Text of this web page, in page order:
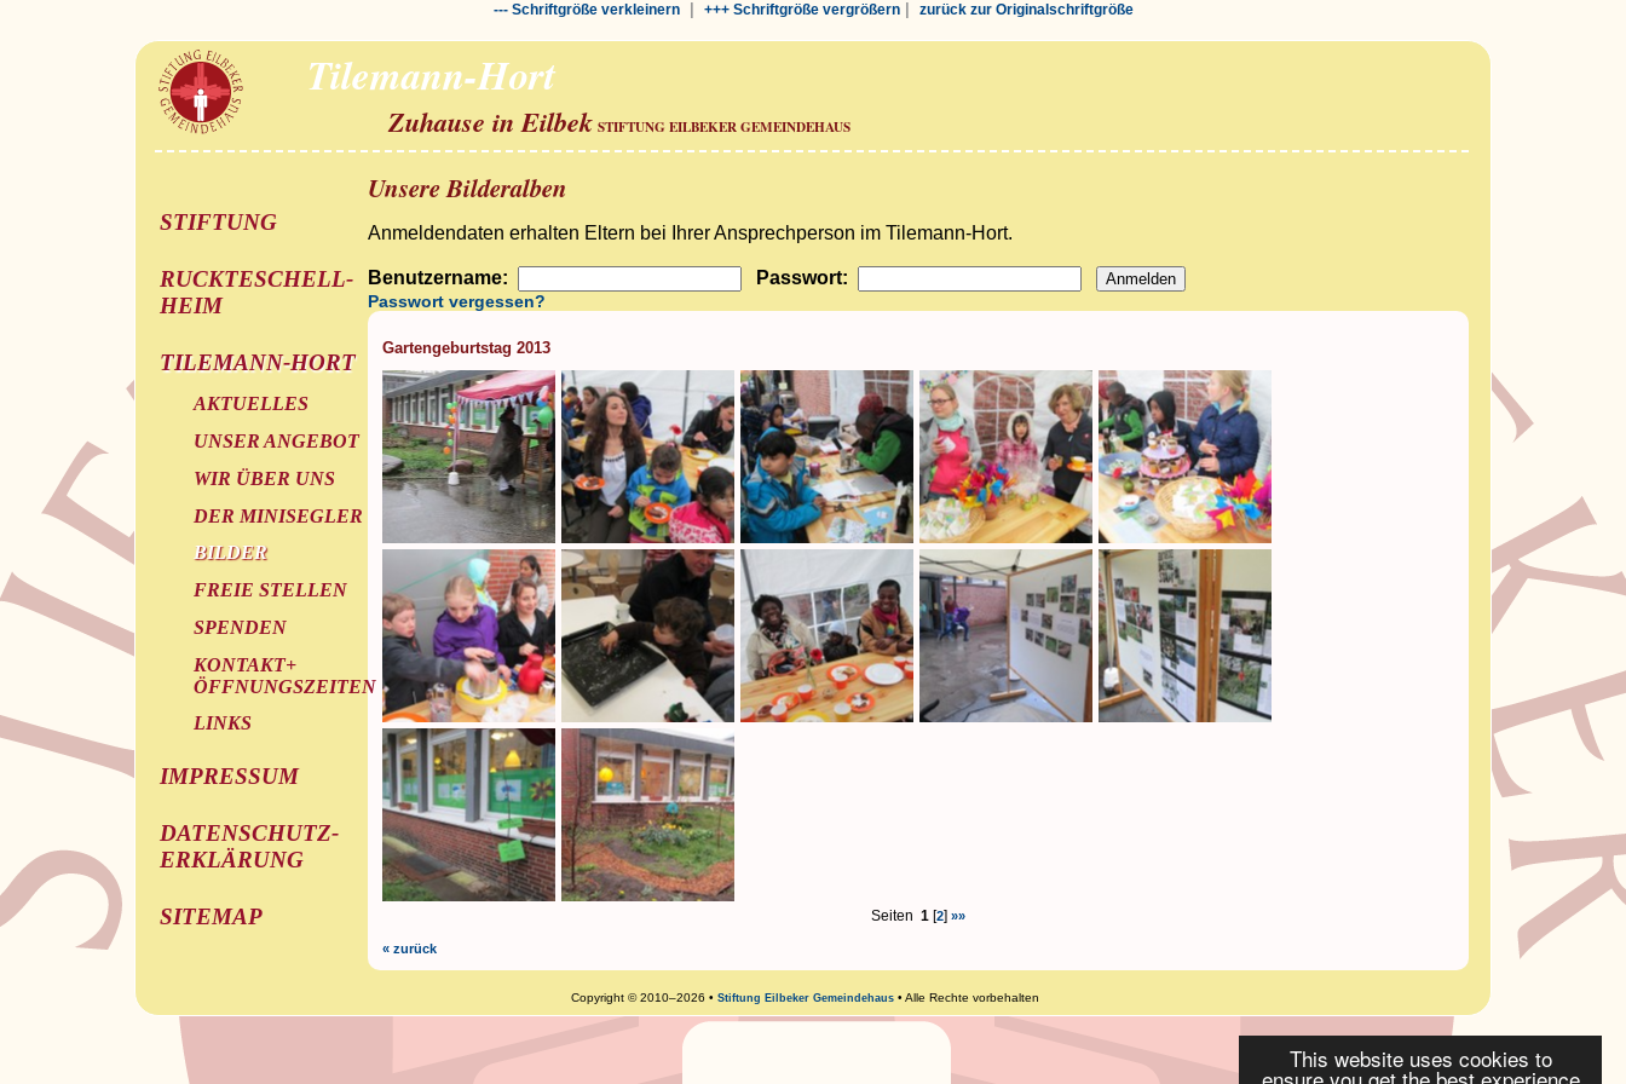
This website uses cookies to
--- Schriftgröße verkleinern| +++ Schriftgröße vergrößern| zurück zur Originalschriftgröße
Tilemann-Hort
Zuhause in Eilbek STIFTUNG EILBEKER GEMEINDEHAUS
STIFTUNG
RUCKTESCHELL-
HEIM
TILEMANN-HORT
AKTUELLES
UNSER ANGEBOT
WIR ÜBER UNS
DER MINISEGLER
BILDER
FREIE STELLEN
SPENDEN
KONTAKT+
ÖFFNUNGSZEITEN
LINKS
IMPRESSUM
DATENSCHUTZ-
ERKLÄRUNG
SITEMAP
Unsere Bilderalben
Anmeldendaten erhalten Eltern bei Ihrer Ansprechperson im Tilemann-Hort.
Benutzername: Passwort:
Passwort vergessen?
Gartengeburtstag 2013
Seiten 1 [2] »»
« zurück
Copyright © 2010–2026 •Stiftung Eilbeker Gemeindehaus • Alle Rechte vorbehalten